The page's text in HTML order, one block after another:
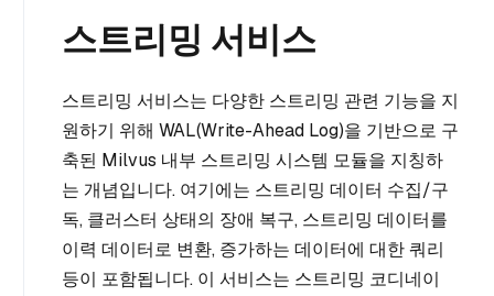
스트리밍 서비스
스트리밍 서비스는 다양한 스트리밍 관련 기능을 지
원하기 위해 WAL(Write-Ahead Log)을 기반으로 구
축된 Milvus 내부 스트리밍 시스템 모듈을 지칭하
는 개념입니다. 여기에는 스트리밍 데이터 수집/구
독, 클러스터 상태의 장애 복구, 스트리밍 데이터를
이력 데이터로 변환, 증가하는 데이터에 대한 쿼리
등이 포함됩니다. 이 서비스는 스트리밍 코디네이